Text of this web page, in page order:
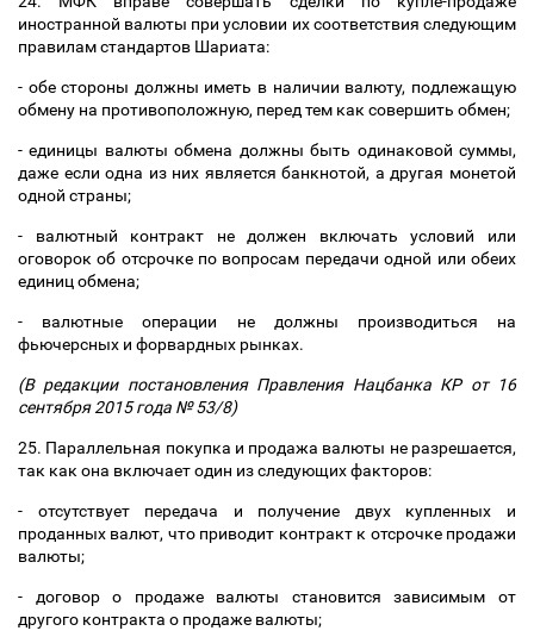
иностранной валюты при условии их соответствия следующим
правилам стандартов Шариата:
- обе стороны должны иметь в наличии валюту, подлежащую
обмену на противоположную, перед тем как совершить обмен;
- единицы валюты обмена должны быть одинаковой суммы,
даже если одна из них является банкнотой, а другая монетой
одной страны;
- валютный контракт не должен включать условий или
оговорок об отсрочке по вопросам передачи одной или обеих
единиц обмена;
- валютные операции не должны производиться на
фьючерсных и форвардных рынках.
(В редакции постановления Правления Нацбанка КР от 16
сентября 2015 года № 53/8)
25. Параллельная покупка и продажа валюты не разрешается,
так как она включает один из следующих факторов:
- отсутствует передача и получение двух купленных и
проданных валют, что приводит контракт к отсрочке продажи
валюты;
- договор о продаже валюты становится зависимым от
другого контракта о продаже валюты;